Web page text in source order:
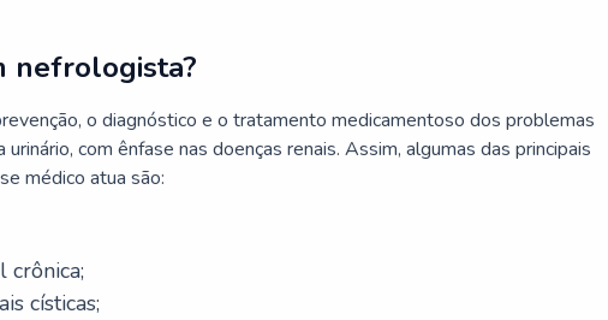
nefrologista?
o diagnóstico e o tratamento medicamentoso dos problemas
com ênfase nas doenças renais. Assim, algumas das principais
médico atua são:
crônica;
císticas;